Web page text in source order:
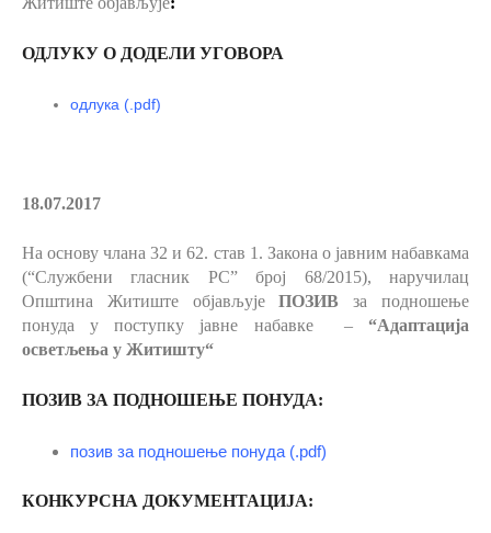
ОДЛУКУ О ДОДЕЛИ УГОВОРА
одлука (.pdf)
18.07.2017
На основу члана 32 и 62. став 1. Закона о јавним набавкама
(“Службени гласник РС” број 68/2015), наручилац
Општина Житиште објављујеПОЗИВза подношење
понуда у поступку јавне набавке – “Адаптација
осветљења у Житишту“
ПОЗИВ ЗА ПОДНОШЕЊЕ ПОНУДА:
позив за подношење понуда (.pdf)
КОНКУРСНА ДОКУМЕНТАЦИЈА: